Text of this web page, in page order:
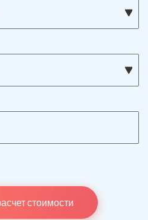
стоимости